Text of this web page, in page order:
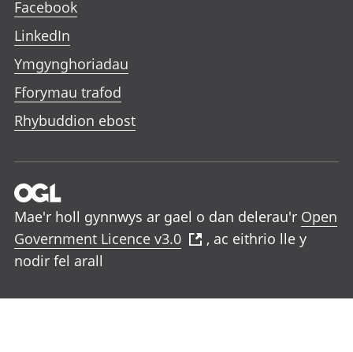
Facebook
LinkedIn
Ymgynghoriadau
Fforymau trafod
Rhybuddion ebost
Mae'r holl gynnwys ar gael o dan delerau'r Open
Government Licence v3.0
, ac eithrio lle y
nodir fel arall